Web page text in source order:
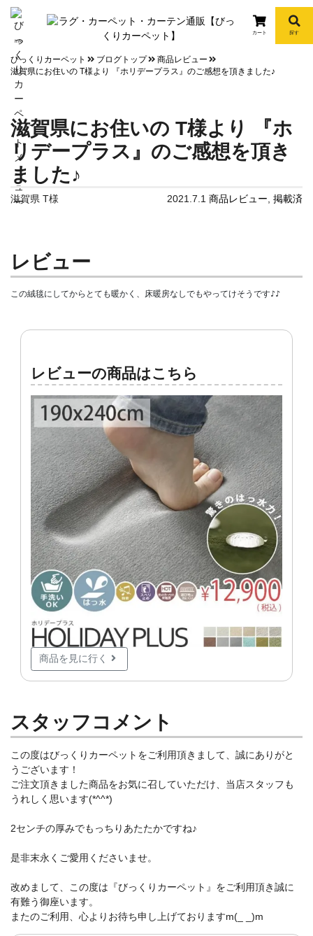
info
カート 探す
びっくりカーペット ブログトップ
商品レビュー
滋賀県にお住いの T様より 『ホリデープラス』のご感想を頂きました♪
滋賀県にお住いの T様より 『ホ
リデープラス』のご感想を頂き
ました♪
滋賀県 T様 2021.7.1 商品レビュー 掲載済
レビュー
レビューの商品はこちら
商品を見に行く
スタッフコメント
この度はびっくりカーペットをご利用頂きまして、誠にありがと
うございます！
ご注文頂きました商品をお気に召していただけ、当店スタッフも
うれしく思います(*^^*)
2センチの厚みでもっちりあたたかですね♪
是非末永くご愛用くださいませ。
改めまして、この度は『びっくりカーペット』をご利用頂き誠に
有難う御座います。
またのご利用、心よりお待ち申し上げておりますm(_ _)m